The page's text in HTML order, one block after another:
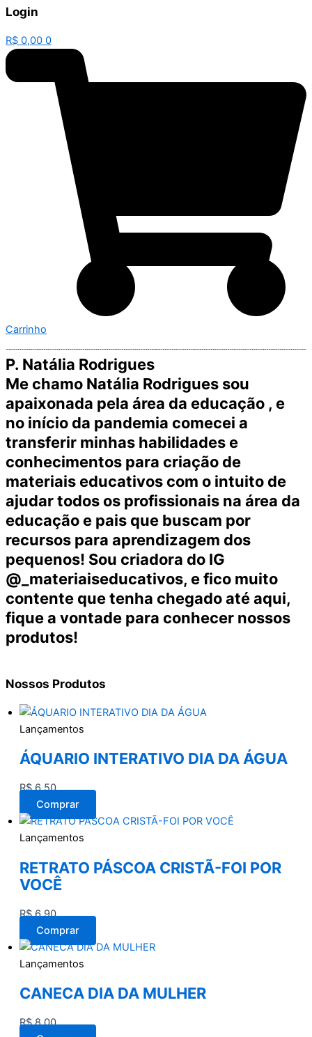
Login
R$ 0,00 0
Carrinho
P. Natália Rodrigues
Me chamo Natália Rodrigues sou
apaixonada pela área da educação , e
no início da pandemia comecei a
transferir minhas habilidades e
conhecimentos para criação de
materiais educativos com o intuito de
ajudar todos os profissionais na área da
educação e pais que buscam por
recursos para aprendizagem dos
pequenos! Sou criadora do IG
@_materiaiseducativos, e fico muito
contente que tenha chegado até aqui,
fique a vontade para conhecer nossos
produtos!
Nossos Produtos
Lançamentos
ÁQUARIO INTERATIVO DIA DA ÁGUA
R$6,50
Comprar
Lançamentos
RETRATO PÁSCOA CRISTÃ-FOI POR
VOCÊ
R$6,90
Comprar
Lançamentos
CANECA DIA DA MULHER
R$8,00